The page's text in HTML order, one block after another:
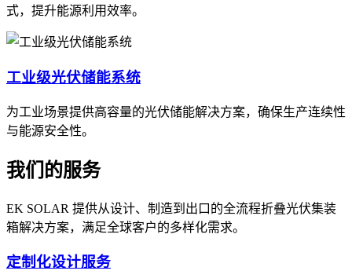
式，提升能源利用效率。
工业级光伏储能系统
为工业场景提供高容量的光伏储能解决方案，确保生产连续性
与能源安全性。
我们的服务
EK SOLAR 提供从设计、制造到出口的全流程折叠光伏集装
箱解决方案，满足全球客户的多样化需求。
定制化设计服务